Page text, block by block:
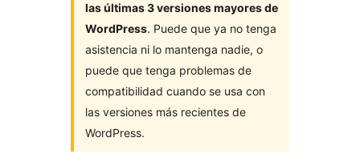
las últimas 3 versiones mayores de
WordPress. Puede que ya no tenga
asistencia ni lo mantenga nadie, o
puede que tenga problemas de
compatibilidad cuando se usa con
las versiones más recientes de
WordPress.